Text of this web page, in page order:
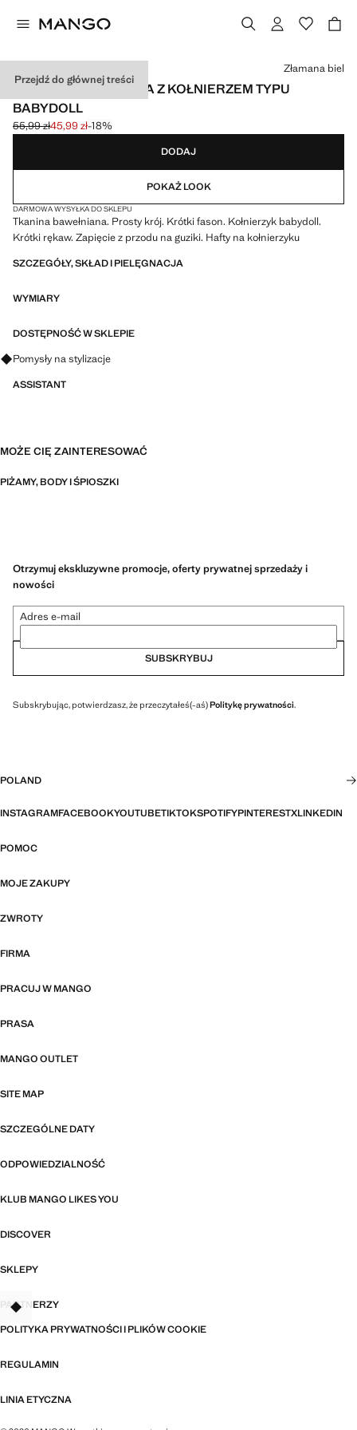
Przejdź do głównej treści
BAWEŁNIANA PIŻAMA Z KOŁNIERZEM TYPU
BABYDOLL
Skreślona cena początkowa [55,99 zł ]
55,99 zł
Aktualna cena [45,99 zł ]
45,99 zł-18%
Wybierz kolor
Złamana biel
DODAJ
POKAŻ LOOK
DARMOWA WYSYŁKA DO SKLEPU
Tkanina bawełniana. Prosty krój. Krótki fason. Kołnierzyk babydoll.
Krótki rękaw. Zapięcie z przodu na guziki. Hafty na kołnierzyku
SZCZEGÓŁY, SKŁAD I PIELĘGNACJA
WYMIARY
DOSTĘPNOŚĆ W SKLEPIE
Zapytaj o stylizacje, ubrania i trendy
Pomysły na stylizacje
ASSISTANT
MOŻE CIĘ ZAINTERESOWAĆ
PIŻAMY, BODY I ŚPIOSZKI
Otrzymuj ekskluzywne promocje, oferty prywatnej sprzedaży i
nowości
Adres e-mail
SUBSKRYBUJ
Subskrybując, potwierdzasz, że przeczytałeś(-aś)Politykę prywatności.
POLAND
INSTAGRAMFACEBOOKYOUTUBETIKTOKSPOTIFYPINTERESTXLINKEDIN
POMOC
MOJE ZAKUPY
ZWROTY
FIRMA
PRACUJ W MANGO
PRASA
MANGO OUTLET
SITE MAP
SZCZEGÓLNE DATY
ODPOWIEDZIALNOŚĆ
KLUB MANGO LIKES YOU
DISCOVER
SKLEPY
PARTNERZY
POLITYKA PRYWATNOŚCI I PLIKÓW COOKIE
REGULAMIN
LINIA ETYCZNA